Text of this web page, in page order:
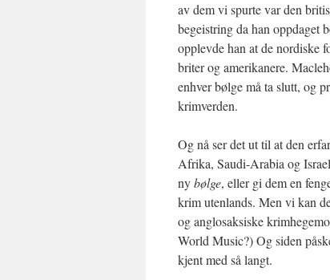
av dem vi spurte var den
begeistring da han oppdaget
opplevde han at de nordiske
briter og amerikanere.
enhver bølge må ta slutt, og
krimverden.
Og nå ser det ut til at den
Afrika, Saudi-Arabia og
nybølge, eller gi dem en
krim utenlands. Men vi kan
og anglosaksiske
World Music?) Og siden
kjent med så langt.